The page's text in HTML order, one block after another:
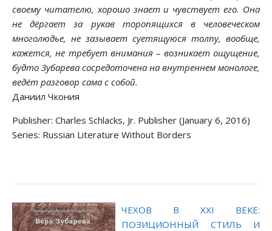
своему читателю, хорошо знает и чувствует его. Она
не дёргает за рукав торопящихся в человеческом
многолюдье, не зазывает суетящуюся толпу, вообще,
кажется, не требует внимания – возникает ощущение,
будто Зубарева сосредоточена на внутреннем монологе,
ведёт разговор сама с собой.
Даниил Чкония
Publisher: Charles Schlacks, Jr. Publisher (January 6, 2016)
Series: Russian Literature Without Borders
ЧЕХОВ В XXI ВЕКЕ:
ПОЗИЦИОННЫЙ СТИЛЬ И